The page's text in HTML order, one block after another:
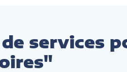
services